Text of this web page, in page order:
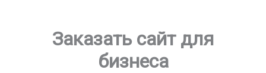
Заказать сайт для
бизнеса